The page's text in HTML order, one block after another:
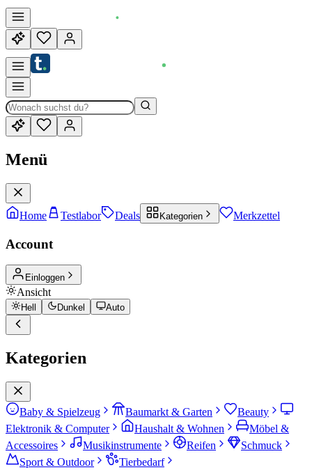
Menü
Home Testlabor Deals Kategorien Merkzettel
Account
Einloggen
Ansicht
Hell Dunkel Auto
Kategorien
Baby & Spielzeug Baumarkt & Garten
Beauty
Elektronik & Computer
Haushalt & Wohnen
Möbel &
Accessoires
Musikinstrumente Reifen
Schmuck
Sport & Outdoor
Tierbedarf